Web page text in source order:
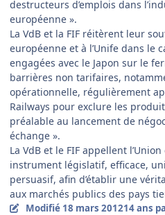
destructeurs d’emplois dans
européenne ».
La VdB et la FIF réitèrent leur
européenne et à l’Unife dans le
engagées avec le Japon sur le
barrières non tarifaires,
opérationnelle, régulièrement
Railways pour exclure les
préalable au lancement de
échange ».
La VdB et le FIF appellent
instrument législatif, efficace,
persuasif, afin d’établir une
aux marchés publics des pays
Modifié 18 mars 201214 ans